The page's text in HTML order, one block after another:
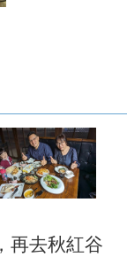
再去秋紅谷